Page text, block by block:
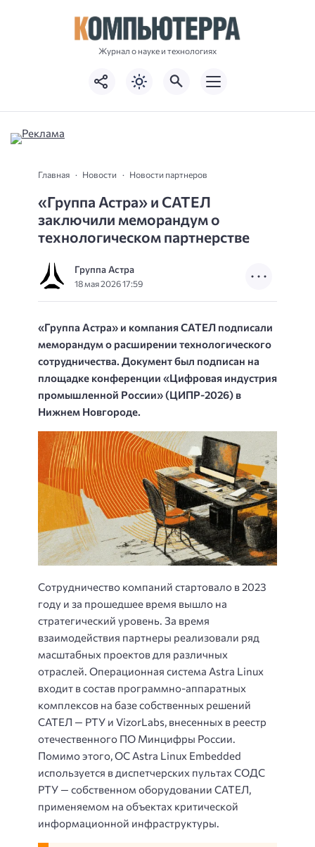
Журнал о науке и технологиях
Главная Новости Новости партнеров
«Группа Астра» и САТЕЛ
заключили меморандум о
технологическом партнерстве
Группа Астра
18 мая 2026 17:59
«Группа Астра» и компания САТЕЛ подписали
меморандум о расширении технологического
сотрудничества. Документ был подписан на
площадке конференции «Цифровая индустрия
промышленной России» (ЦИПР-2026) в
Нижнем Новгороде.
Сотрудничество компаний стартовало в 2023
году и за прошедшее время вышло на
стратегический уровень. За время
взаимодействия партнеры реализовали ряд
масштабных проектов для различных
отраслей. Операционная система Astra Linux
входит в состав программно-аппаратных
комплексов на базе собственных решений
САТЕЛ — РТУ и VizorLabs, внесенных в реестр
отечественного ПО Минцифры России.
Помимо этого, ОС Astra Linux Embedded
используется в диспетчерских пультах СОДС
РТУ — собственном оборудовании САТЕЛ,
применяемом на объектах критической
информационной инфраструктуры.